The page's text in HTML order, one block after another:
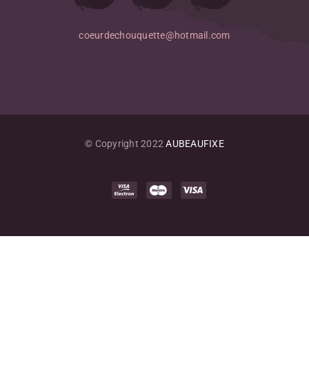
coeurdechouquette@hotmail.com
© Copyright 2022 AUBEAUFIXE